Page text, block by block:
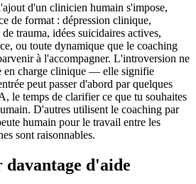
d'un clinicien humain s'impose,
de format : dépression clinique,
trauma, idées suicidaires actives,
ou toute dynamique que le coaching
à l'accompagner. L'introversion ne
en charge clinique — elle signifie
peut passer d'abord par quelques
le temps de clarifier ce que tu souhaites
D'autres utilisent le coaching par
humain pour le travail entre les
sont raisonnables.
d'aide